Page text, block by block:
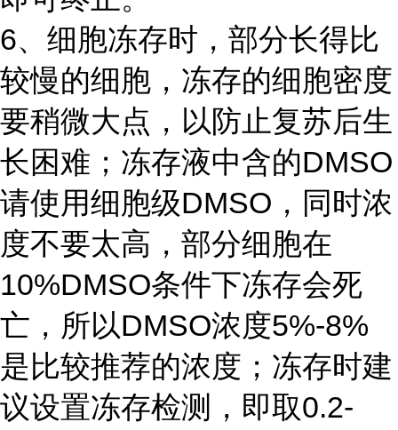
6、细胞冻存时，部分长得比
较慢的细胞，冻存的细胞密度
要稍微大点，以防止复苏后生
长困难；冻存液中含的DMSO
请使用细胞级DMSO，同时浓
度不要太高，部分细胞在
10%DMSO条件下冻存会死
亡，所以DMSO浓度5%-8%
是比较推荐的浓度；冻存时建
议设置冻存检测，即取0.2-